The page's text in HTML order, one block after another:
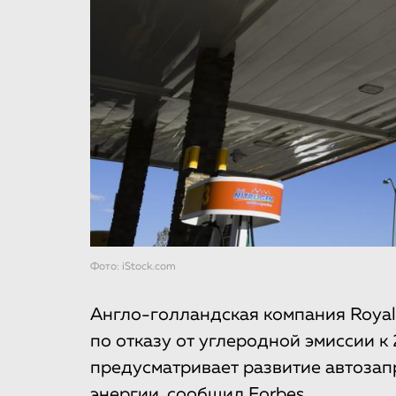
Фото: iStock.com
Англо-голландская компания
по отказу от углеродной эмиссии
предусматривает развитие